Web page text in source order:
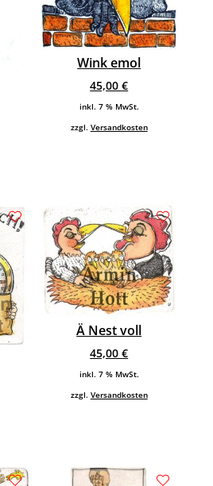
Wink emol
45,00€
inkl. 7 % MwSt.
zzgl. Versandkosten
Ä Nest voll
45,00€
inkl. 7 % MwSt.
zzgl. Versandkosten